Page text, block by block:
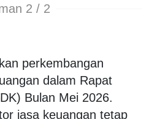
2 / 2
perkembangan
dalam Rapat
Bulan Mei 2026.
jasa keuangan tetap